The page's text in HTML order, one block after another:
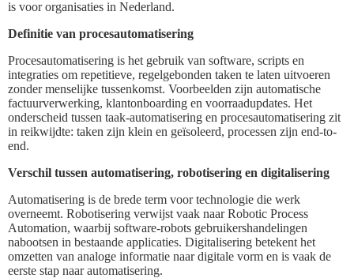
is voor organisaties in Nederland.
Definitie van procesautomatisering
Procesautomatisering is het gebruik van software, scripts en
integraties om repetitieve, regelgebonden taken te laten uitvoeren
zonder menselijke tussenkomst. Voorbeelden zijn automatische
factuurverwerking, klantonboarding en voorraadupdates. Het
onderscheid tussen taak-automatisering en procesautomatisering zit
in reikwijdte: taken zijn klein en geïsoleerd, processen zijn end-to-
end.
Verschil tussen automatisering, robotisering en digitalisering
Automatisering is de brede term voor technologie die werk
overneemt. Robotisering verwijst vaak naar Robotic Process
Automation, waarbij software-robots gebruikershandelingen
nabootsen in bestaande applicaties. Digitalisering betekent het
omzetten van analoge informatie naar digitale vorm en is vaak de
eerste stap naar automatisering.